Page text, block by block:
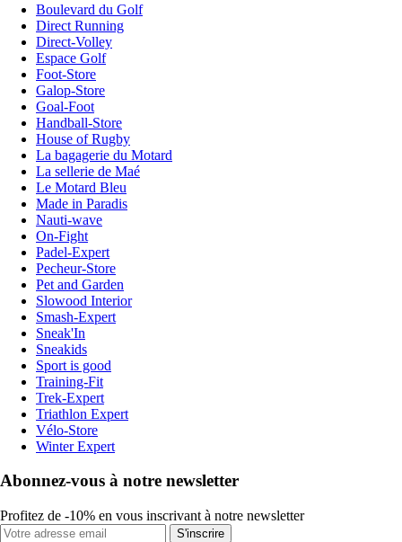
Boulevard du Golf
Direct Running
Direct-Volley
Espace Golf
Foot-Store
Galop-Store
Goal-Foot
Handball-Store
House of Rugby
La bagagerie du Motard
La sellerie de Maé
Le Motard Bleu
Made in Paradis
Nauti-wave
On-Fight
Padel-Expert
Pecheur-Store
Pet and Garden
Slowood Interior
Smash-Expert
Sneak'In
Sneakids
Sport is good
Training-Fit
Trek-Expert
Triathlon Expert
Vélo-Store
Winter Expert
Abonnez-vous à notre newsletter
Profitez de -10% en vous inscrivant à notre newsletter
S'inscrire